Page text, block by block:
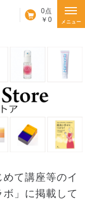
0点
￥0
カート
メニュー
て講座等のイ
」に掲載して